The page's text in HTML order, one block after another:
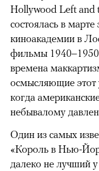
Hollywood Left and
состоялась в
киноакадемии в
фильмы
времена
осмысляющие этот
когда
небывалому
Один из самых
«Король в Нью-
далеко не лучший